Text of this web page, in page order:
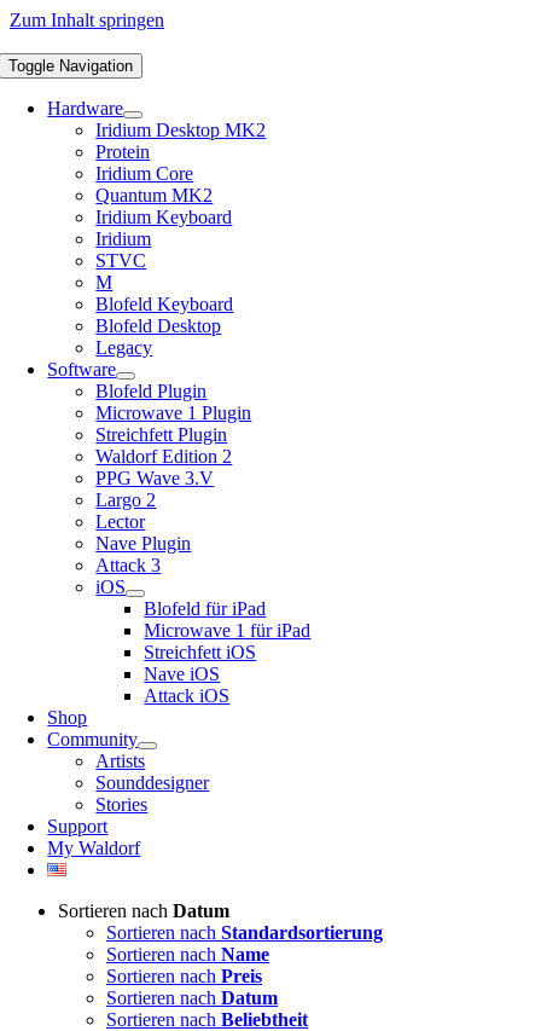
Zum Inhalt springen
Toggle Navigation
Hardware
Iridium Desktop MK2
Protein
Iridium Core
Quantum MK2
Iridium Keyboard
Iridium
STVC
M
Blofeld Keyboard
Blofeld Desktop
Legacy
Software
Blofeld Plugin
Microwave 1 Plugin
Streichfett Plugin
Waldorf Edition 2
PPG Wave 3.V
Largo 2
Lector
Nave Plugin
Attack 3
iOS
Blofeld für iPad
Microwave 1 für iPad
Streichfett iOS
Nave iOS
Attack iOS
Shop
Community
Artists
Sounddesigner
Stories
Support
My Waldorf
Sortieren nach Datum
Sortieren nach Standardsortierung
Sortieren nach Name
Sortieren nach Preis
Sortieren nach Datum
Sortieren nach Beliebtheit